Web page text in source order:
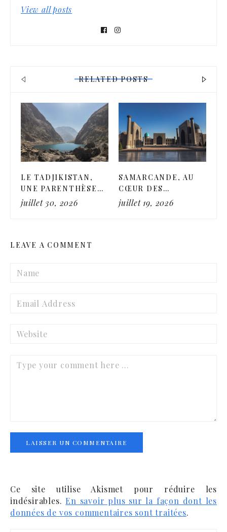
View all posts
RELATED POSTS
LE TADJIKISTAN,
UNE PARENTHÈSE
ENTRE MONTAGNES
ET LACS
juillet 30, 2026
SAMARCANDE, AU
CŒUR DES
LÉGENDES
D’ORIENT
juillet 19, 2026
LEAVE A COMMENT
Name
Email
Website
Comment
Ce site utilise Akismet pour réduire les
indésirables.En savoir plus sur la façon dont les
données de vos commentaires sont traitées.